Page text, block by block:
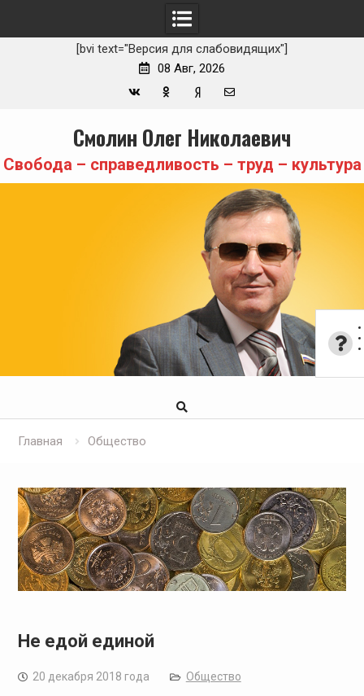
[bvi text="Версия для слабовидящих"]
08 Авг, 2026
Zen
mail
content
Смолин Олег Николаевич
Свобода – справедливость – труд – культура
Главная Общество
Не едой единой
20 декабря 2018 года Общество